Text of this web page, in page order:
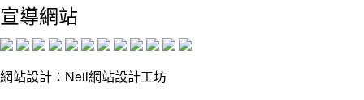
宣導網站
網站設計：Neil網站設計工坊